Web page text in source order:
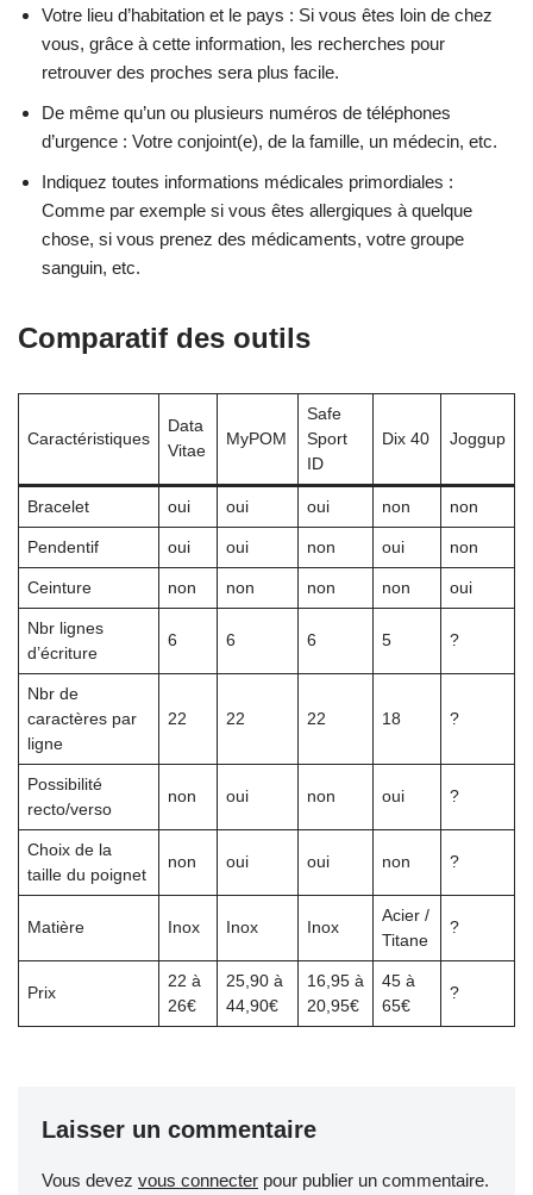
Votre lieu d’habitation et le pays : Si vous êtes loin de chez
vous, grâce à cette information, les recherches pour
retrouver des proches sera plus facile.
De même qu’un ou plusieurs numéros de téléphones
d’urgence : Votre conjoint(e), de la famille, un médecin, etc.
Indiquez toutes informations médicales primordiales :
Comme par exemple si vous êtes allergiques à quelque
chose, si vous prenez des médicaments, votre groupe
sanguin, etc.
Comparatif des outils
Caractéristiques
Data
Vitae
MyPOM
Safe
Sport
ID
Dix 40 Joggup
Bracelet oui oui oui non non
Pendentif oui oui non oui non
Ceinture non non non non oui
Nbr lignes
d’écriture
6 6 6 5 ?
Nbr de
caractères par
ligne
22 22 22 18 ?
Possibilité
recto/verso
non oui non oui ?
Choix de la
taille du poignet
non oui oui non ?
Matière Inox Inox Inox
Acier /
Titane
?
Prix
22 à
26€
25,90 à
44,90€
16,95 à
20,95€
45 à
65€
?
Laisser un commentaire
Vous devez vous connecter pour publier un commentaire.